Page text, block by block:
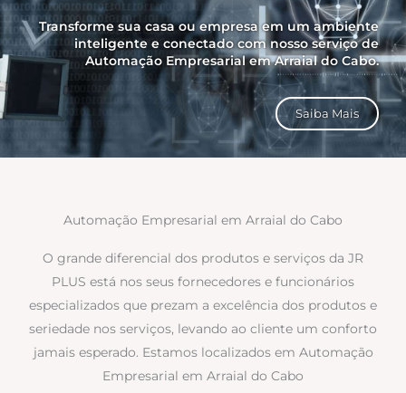
Transforme sua casa ou empresa em um ambiente
inteligente e conectado com nosso serviço de
Automação Empresarial em Arraial do Cabo.
Saiba Mais
Automação Empresarial em Arraial do Cabo
O grande diferencial dos produtos e serviços da JR
PLUS está nos seus fornecedores e funcionários
especializados que prezam a excelência dos produtos e
seriedade nos serviços, levando ao cliente um conforto
jamais esperado. Estamos localizados em Automação
Empresarial em Arraial do Cabo